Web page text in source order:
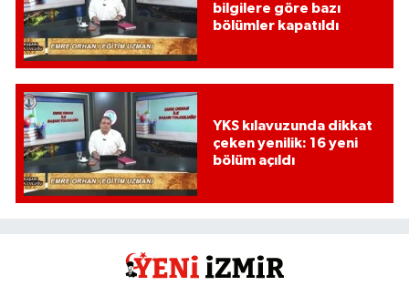
bilgilere göre bazı
bölümler kapatıldı
YKS kılavuzunda dikkat
çeken yenilik: 16 yeni
bölüm açıldı